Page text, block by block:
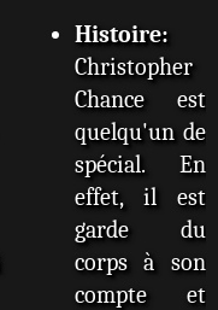
Histoire:
Christopher
Chance est
quelqu'un de
spécial. En
effet, il est
garde du
corps à son
compte et